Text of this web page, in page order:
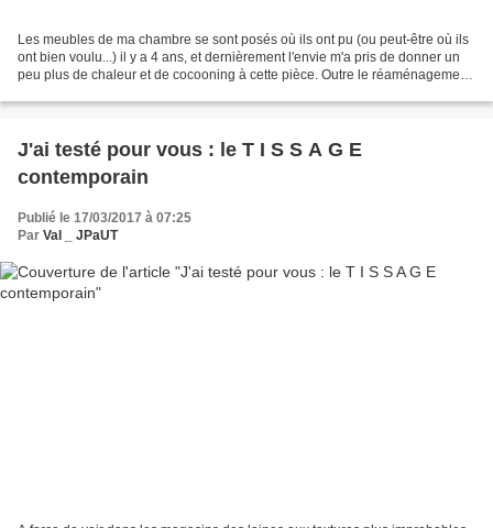
Les meubles de ma chambre se sont posés où ils ont pu (ou peut-être où ils
ont bien voulu...) il y a 4 ans, et dernièrement l'envie m'a pris de donner un
peu plus de chaleur et de cocooning à cette pièce. Outre le réaménagement
J'ai testé pour vous : le T I S S A G E
contemporain
Publié le 17/03/2017 à 07:25
Par Val _ JPaUT